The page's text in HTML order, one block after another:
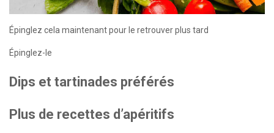
Épinglez cela maintenant pour le retrouver plus tard
Épinglez-le
Dips et tartinades préférés
Plus de recettes d’apéritifs